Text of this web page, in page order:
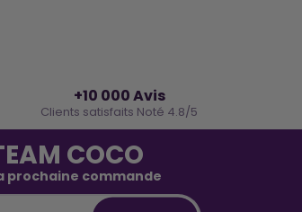
+10 000 Avis
Clients satisfaits Noté 4.8/5
COCO
prochaine commande